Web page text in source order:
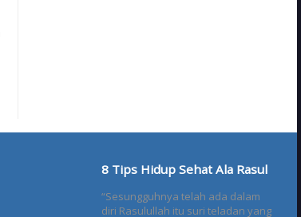
8 Tips Hidup Sehat Ala Rasul
“Sesungguhnya telah ada dalam
diri Rasulullah itu suri teladan yang